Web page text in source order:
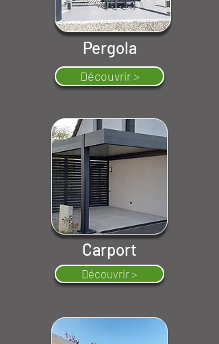
Pergola
Découvrir >
Carport
Découvrir >